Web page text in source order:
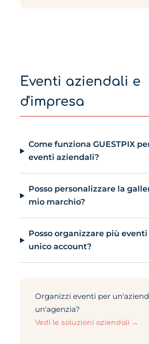
Eventi aziendali e
d'impresa
Come funziona GUESTPIX
eventi aziendali?
Posso personalizzare la
mio marchio?
Posso organizzare più
unico account?
Organizzi eventi per
un'agenzia?
Vedi le soluzioni aziendali →